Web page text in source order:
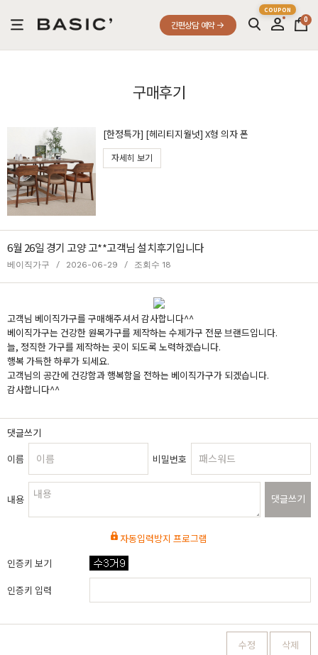
간편상담 예약
0
구매후기
[한정특가] [헤리티지월넛] X형 의자 폰
자세히 보기
6월 26일 경기 고양 고**고객님 설치후기입니다
베이직가구 / 2026-06-29 / 조회수 18
고객님 베이직가구를 구매해주셔서 감사합니다^^
베이직가구는 건강한 원목가구를 제작하는 수제가구 전문 브랜드입니다.
늘, 정직한 가구를 제작하는 곳이 되도록 노력하겠습니다.
행복 가득한 하루가 되세요.
고객님의 공간에 건강함과 행복함을 전하는 베이직가구가 되겠습니다.
감사합니다^^
댓글쓰기
이름
비밀번호
내용 댓글쓰기
자동입력방지 프로그램
인증키 보기
인증키 입력
수정 삭제